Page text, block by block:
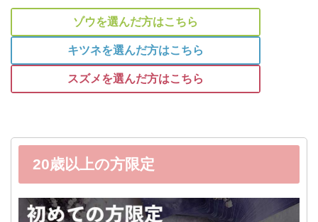
ゾウを選んだ方はこちら
キツネを選んだ方はこちら
スズメを選んだ方はこちら
20歳以上の方限定